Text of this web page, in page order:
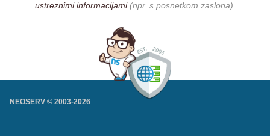
ustreznimi informacijami(npr. s posnetkom zaslona)
NEOSERV © 2003-2026